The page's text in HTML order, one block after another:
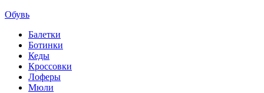
Обувь
Балетки
Ботинки
Кеды
Кроссовки
Лоферы
Мюли